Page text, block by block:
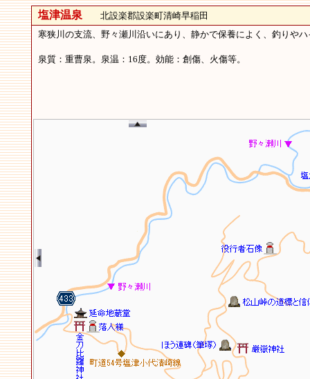
塩津温泉北設楽郡設楽町清崎早稲田
寒狭川の支流、野々瀬川沿いにあり、静かで保養によく、釣りや
泉質：重曹泉。泉温：16度。効能：創傷、火傷等。